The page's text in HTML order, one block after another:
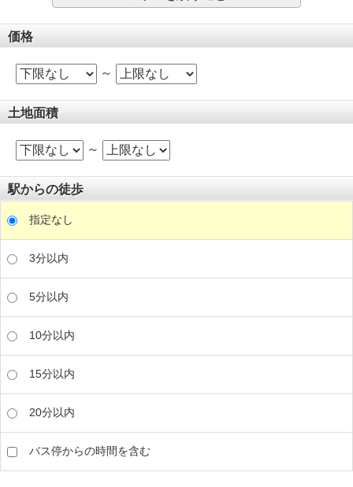
価格
～
土地面積
～
駅からの徒歩
指定なし
3分以内
5分以内
10分以内
15分以内
20分以内
バス停からの時間を含む